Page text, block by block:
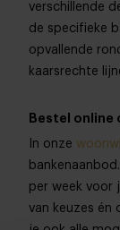
verschillende
de specifieke
opvallende
kaarsrechte
Bestel online
In onze
per week voor
van keuzes én